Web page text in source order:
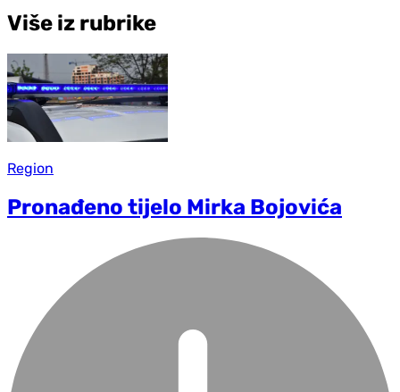
Više iz rubrike
Region
Pronađeno tijelo Mirka Bojovića